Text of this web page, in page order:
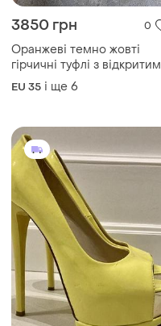
3850 грн 0
Оранжеві темно жовті
гірчичні туфлі з відкритим
носком
EU 35 і ще 6